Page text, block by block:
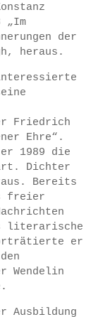
„Im
der
heraus.
Friedrich
Ehre“.
er 1989 die
Dichter
Bereits
freier
literarische
er
Wendelin
Ausbildung